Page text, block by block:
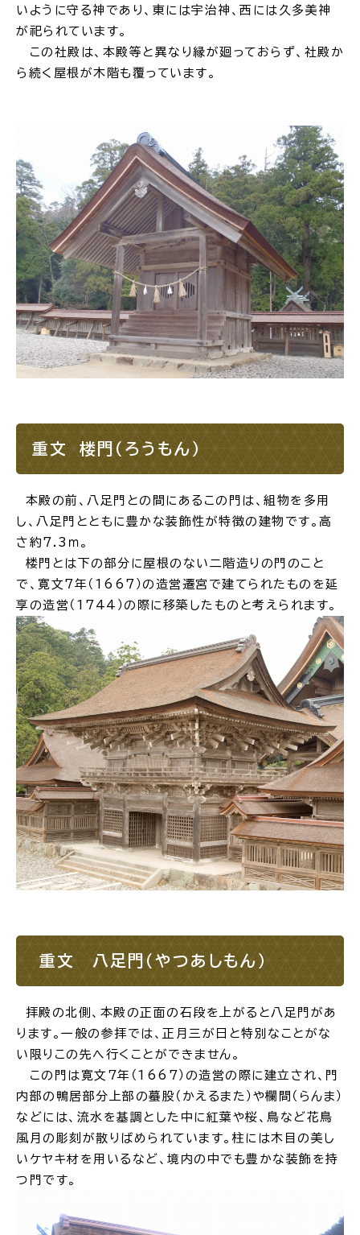
いように守る神であり、東には宇治神、西には久多美神
が祀られています。
この社殿は、本殿等と異なり縁が廻っておらず、社殿か
ら続く屋根が木階も覆っています。
重文 楼門（ろうもん）
本殿の前、八足門との間にあるこの門は、組物を多用
し、八足門とともに豊かな装飾性が特徴の建物です。高
さ約7.3ｍ。
楼門とは下の部分に屋根のない二階造りの門のこと
で、寛文7年（1667）の造営遷宮で建てられたものを延
享の造営（1744）の際に移築したものと考えられます。
重文 八足門（やつあしもん）
拝殿の北側、本殿の正面の石段を上がると八足門があ
ります。一般の参拝では、正月三が日と特別なことがな
い限りこの先へ行くことができません。
この門は寛文７年（1667）の造営の際に建立され、門
内部の鴨居部分上部の蟇股（かえるまた）や欄間（らんま）
などには、流水を基調とした中に紅葉や桜、鳥など花鳥
風月の彫刻が散りばめられています。柱には木目の美し
いケヤキ材を用いるなど、境内の中でも豊かな装飾を持
つ門です。